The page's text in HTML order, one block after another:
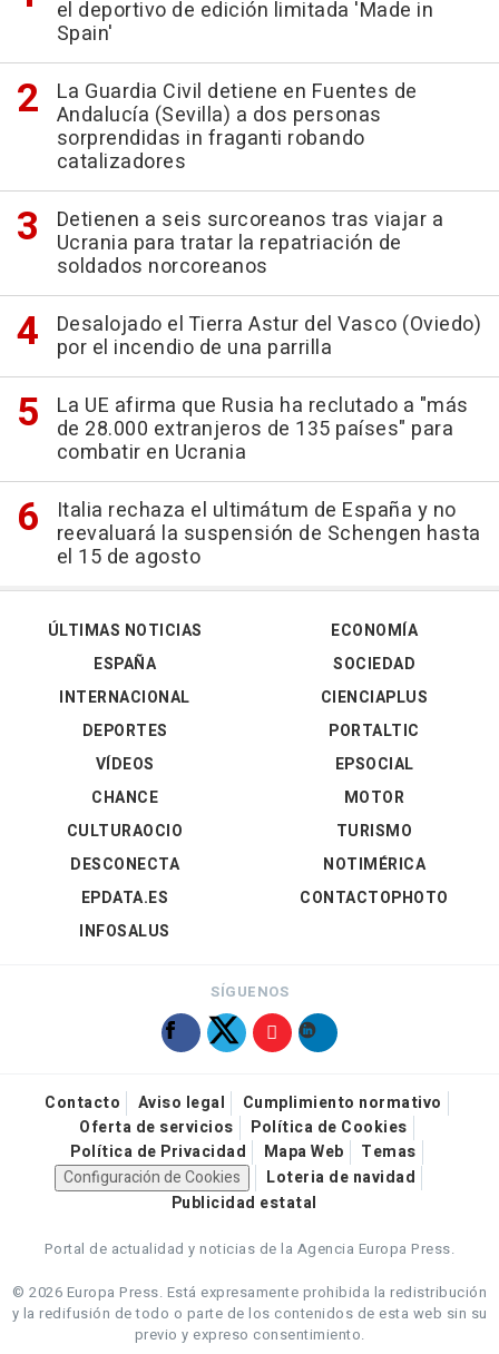
el deportivo de edición limitada 'Made in
Spain'
La Guardia Civil detiene en Fuentes de
Andalucía (Sevilla) a dos personas
sorprendidas in fraganti robando
catalizadores
Detienen a seis surcoreanos tras viajar a
Ucrania para tratar la repatriación de
soldados norcoreanos
Desalojado el Tierra Astur del Vasco (Oviedo)
por el incendio de una parrilla
La UE afirma que Rusia ha reclutado a "más
de 28.000 extranjeros de 135 países" para
combatir en Ucrania
Italia rechaza el ultimátum de España y no
reevaluará la suspensión de Schengen hasta
el 15 de agosto
ÚLTIMAS NOTICIAS
ESPAÑA
INTERNACIONAL
DEPORTES
VÍDEOS
ECONOMÍA
SOCIEDAD
CIENCIAPLUS
PORTALTIC
EPSOCIAL
CHANCE
CULTURAOCIO
DESCONECTA
EPDATA.ES
INFOSALUS
MOTOR
TURISMO
NOTIMÉRICA
CONTACTOPHOTO
SÍGUENOS
Contacto Aviso legal
Cumplimiento normativo
Oferta de servicios
Política de Cookies
Política de Privacidad
Mapa Web
Temas
Configuración de Cookies
Loteria de navidad
Publicidad estatal
Portal de actualidad y noticias de la Agencia Europa Press.
© 2026 Europa Press. Está expresamente prohibida la redistribución
y la redifusión de todo o parte de los contenidos de esta web sin su
previo y expreso consentimiento.